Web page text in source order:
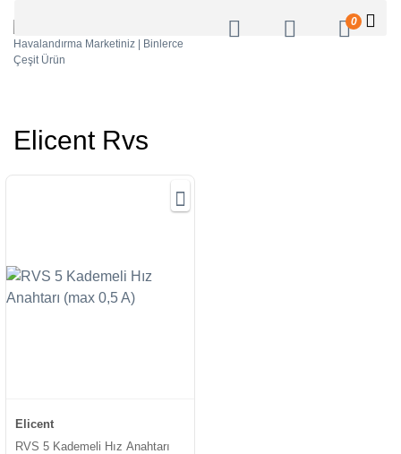
0
Elicent Rvs
Elicent
RVS 5 Kademeli Hız Anahtarı